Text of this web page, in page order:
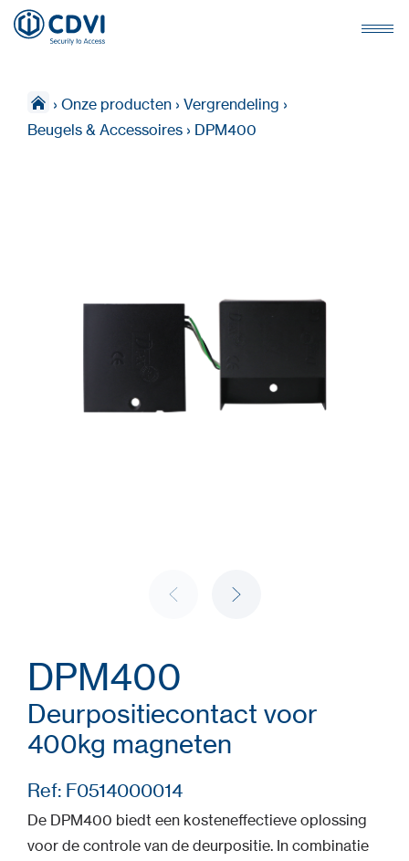
› Onze producten › Vergrendeling ›
Beugels & Accessoires › DPM400
DPM400
Deurpositiecontact voor
400kg magneten
Ref: F0514000014
De DPM400 biedt een kosteneffectieve oplossing
voor de controle van de deurpositie. In combinatie